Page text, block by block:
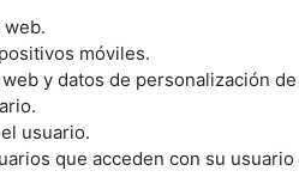
web.
móviles.
y datos de personalización
usuario.
que acceden con su